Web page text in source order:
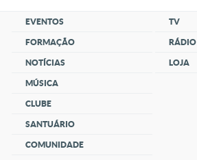
EVENTOS
FORMAÇÃO
NOTÍCIAS
MÚSICA
CLUBE
SANTUÁRIO
COMUNIDADE
TV
RÁDIO
LOJA